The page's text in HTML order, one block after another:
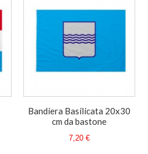
Bandiera Basilicata 20x30
cm da bastone
7,20 €